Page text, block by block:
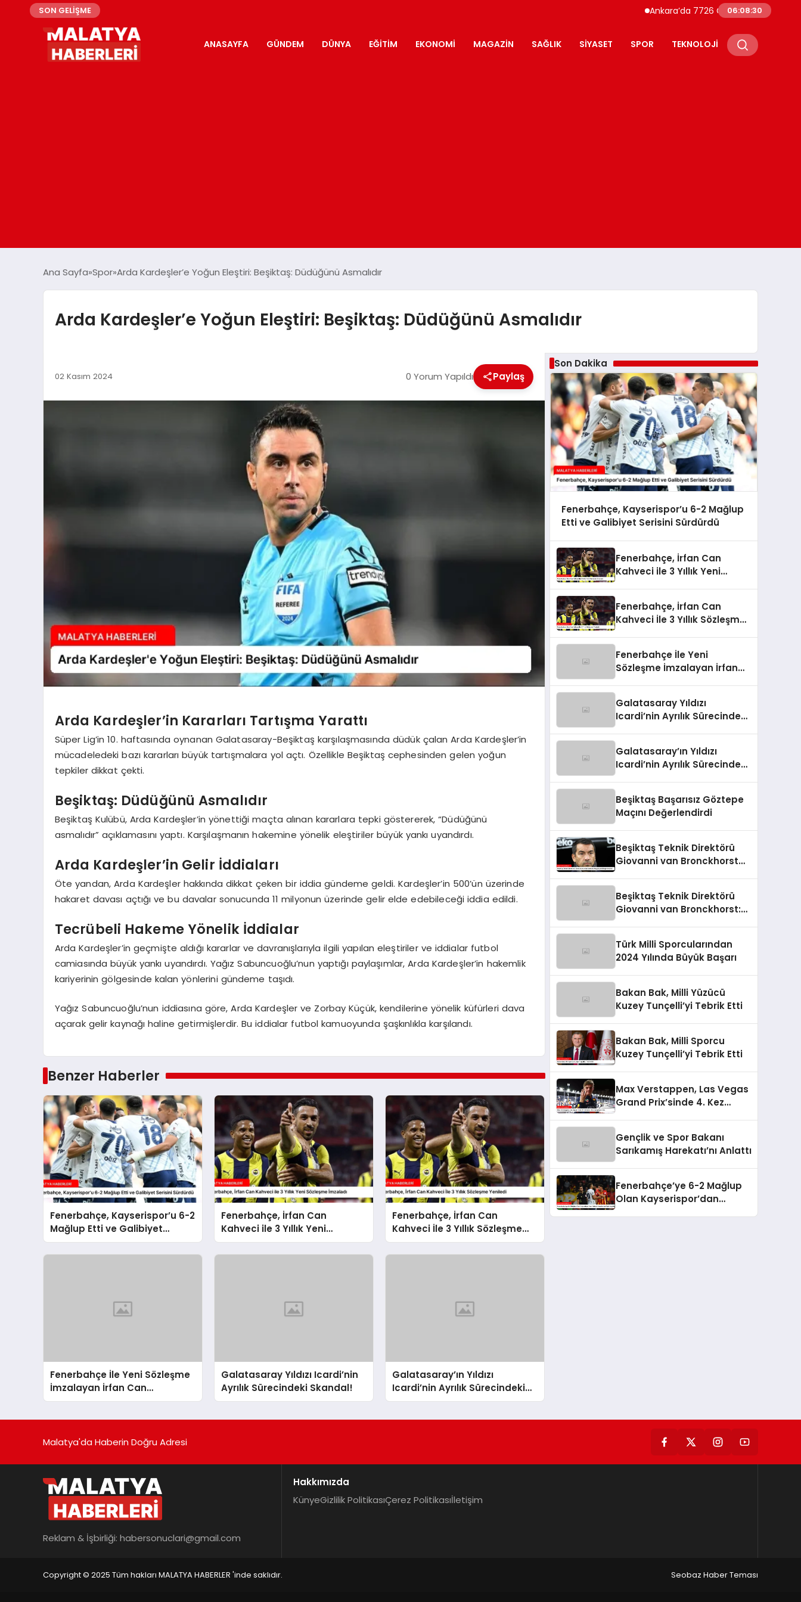
SON GELİŞME Ankara’da 7726 Genç Faizsiz Evlilik
06:08:31
ANASAYFA GÜNDEM DÜNYA EĞITIM EKONOMI MAGAZIN SAĞLIK SIYASET SPOR TEKNOLOJI
Ana Sayfa Spor Arda Kardeşler’e Yoğun Eleştiri: Beşiktaş: Düdüğünü Asmalıdır
Arda Kardeşler’e Yoğun Eleştiri: Beşiktaş: Düdüğünü Asmalıdır
02 Kasım 2024 0 Yorum Yapıldı Paylaş
Arda Kardeşler’in Kararları Tartışma Yarattı
Süper Lig’in 10. haftasında oynanan Galatasaray-Beşiktaş karşılaşmasında düdük çalan Arda Kardeşler’in
mücadeledeki bazı kararları büyük tartışmalara yol açtı. Özellikle Beşiktaş cephesinden gelen yoğun
tepkiler dikkat çekti.
Beşiktaş: Düdüğünü Asmalıdır
Beşiktaş Kulübü, Arda Kardeşler’in yönettiği maçta alınan kararlara tepki göstererek, “Düdüğünü
asmalıdır” açıklamasını yaptı. Karşılaşmanın hakemine yönelik eleştiriler büyük yankı uyandırdı.
Arda Kardeşler’in Gelir İddiaları
Öte yandan, Arda Kardeşler hakkında dikkat çeken bir iddia gündeme geldi. Kardeşler’in 500’ün üzerinde
hakaret davası açtığı ve bu davalar sonucunda 11 milyonun üzerinde gelir elde edebileceği iddia edildi.
Tecrübeli Hakeme Yönelik İddialar
Arda Kardeşler’in geçmişte aldığı kararlar ve davranışlarıyla ilgili yapılan eleştiriler ve iddialar futbol
camiasında büyük yankı uyandırdı. Yağız Sabuncuoğlu’nun yaptığı paylaşımlar, Arda Kardeşler’in hakemlik
kariyerinin gölgesinde kalan yönlerini gündeme taşıdı.
Yağız Sabuncuoğlu’nun iddiasına göre, Arda Kardeşler ve Zorbay Küçük, kendilerine yönelik küfürleri dava
açarak gelir kaynağı haline getirmişlerdir. Bu iddialar futbol kamuoyunda şaşkınlıkla karşılandı.
Benzer Haberler
Fenerbahçe, Kayserispor’u 6-2
Mağlup Etti ve Galibiyet
Serisini Sürdürdü
Fenerbahçe, İrfan Can
Kahveci ile 3 Yıllık Yeni
Sözleşme İmzaladı
Fenerbahçe, İrfan Can
Kahveci İle 3 Yıllık Sözleşme
Yeniledi
Fenerbahçe İle Yeni Sözleşme
İmzalayan İrfan Can
Kahveci’nin Maaşı %100 Arttı
Galatasaray Yıldızı Icardi’nin
Ayrılık Sürecindeki Skandal!
Galatasaray’ın Yıldızı
Icardi’nin Ayrılık Sürecindeki
Sevgilisi, Rapçi L-Gante’den
Son Dakika
Fenerbahçe, Kayserispor’u 6-2 Mağlup
Etti ve Galibiyet Serisini Sürdürdü
Fenerbahçe, İrfan Can
Kahveci ile 3 Yıllık Yeni
Fenerbahçe, İrfan Can
Kahveci İle 3 Yıllık Sözleşme
Fenerbahçe İle Yeni
Sözleşme İmzalayan İrfan
Galatasaray Yıldızı
Icardi’nin Ayrılık Sürecindeki
Galatasaray’ın Yıldızı
Icardi’nin Ayrılık Sürecindeki
Beşiktaş Başarısız Göztepe
Maçını Değerlendirdi
Beşiktaş Teknik Direktörü
Giovanni van Bronckhorst
Beşiktaş Teknik Direktörü
Giovanni van Bronckhorst:
Türk Milli Sporcularından
2024 Yılında Büyük Başarı
Bakan Bak, Milli Yüzücü
Kuzey Tunçelli’yi Tebrik Etti
Bakan Bak, Milli Sporcu
Kuzey Tunçelli’yi Tebrik Etti
Max Verstappen, Las Vegas
Grand Prix’sinde 4. Kez
Gençlik ve Spor Bakanı
Sarıkamış Harekatı’nı Anlattı
Fenerbahçe’ye 6-2 Mağlup
Olan Kayserispor’dan
Malatya'da Haberin Doğru Adresi
Reklam & İşbirliği: habersonuclari@gmail.com
Hakkımızda
KünyeGizlilik PolitikasıÇerez Politikasıİletişim
Copyright © 2025 Tüm hakları MALATYA HABERLER 'inde saklıdır. Seobaz Haber Teması